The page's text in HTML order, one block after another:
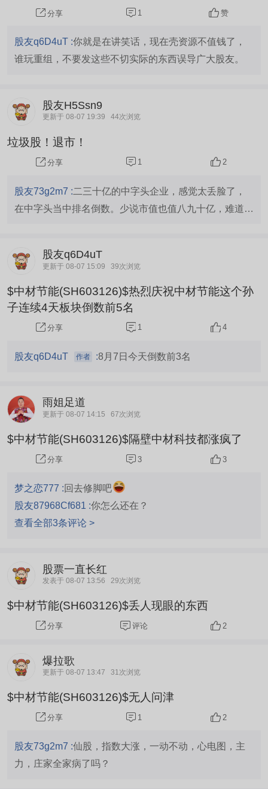
分享 1 赞
股友q6D4uT :你就是在讲笑话，现在壳资源不值钱了，
谁玩重组，不要发这些不切实际的东西误导广大股友。
股友H5Ssn9
更新于 08-07 19:39 44次浏览
垃圾股！退市！
分享 1 2
股友73g2m7 :二三十亿的中字头企业，感觉太丢脸了，
在中字头当中排名倒数。少说市值也值八九十亿，难道真
股友q6D4uT
更新于 08-07 15:09 39次浏览
$中材节能(SH603126)$热烈庆祝中材节能这个孙
子连续4天板块倒数前5名
分享 1 4
股友q6D4uT 作者 :8月7日今天倒数前3名
雨姐足道
更新于 08-07 14:15 67次浏览
$中材节能(SH603126)$隔壁中材科技都涨疯了
分享 3 3
梦之恋777 :回去修脚吧
股友87968Cf681 :你怎么还在？
查看全部3条评论 >
股票一直长红
发表于 08-07 13:56 29次浏览
$中材节能(SH603126)$丢人现眼的东西
分享 评论 2
爆拉歌
更新于 08-07 13:47 31次浏览
$中材节能(SH603126)$无人问津
分享 1 2
股友73g2m7 :仙股，指数大涨，一动不动，心电图，主
力，庄家全家病了吗？